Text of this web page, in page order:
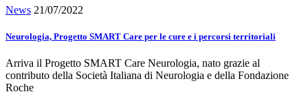
News 21/07/2022
Neurologia, Progetto SMART Care per le cure e i percorsi territoriali
Arriva il Progetto SMART Care Neurologia, nato grazie al
contributo della Società Italiana di Neurologia e della Fondazione
Roche